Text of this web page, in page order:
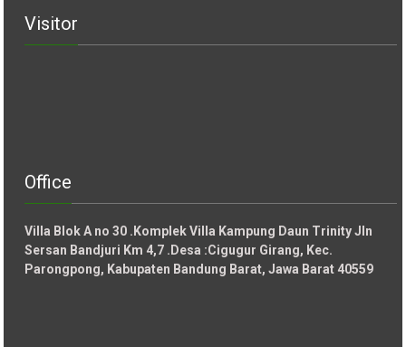
Visitor
Office
Villa Blok A no 30 .Komplek Villa Kampung Daun Trinity Jln
Sersan Bandjuri Km 4,7 .Desa :Cigugur Girang, Kec.
Parongpong, Kabupaten Bandung Barat, Jawa Barat 40559